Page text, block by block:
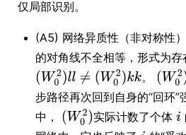
仅局部识别。
(A5) 网络异质性（非对称性
的对角线不全相等，形式为
。
步路径再次回到自身的“回环”
中，
实际计数了个体